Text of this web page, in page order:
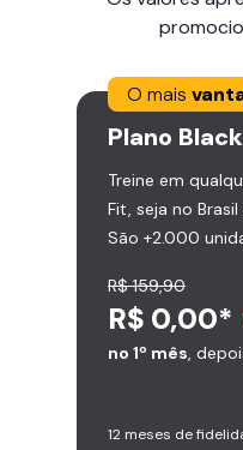
O mais
Plano Black
Treine em
Fit, seja no
São +2.000
R$ 159,90
R$ 0,00*
no 1º mês,
12 meses de